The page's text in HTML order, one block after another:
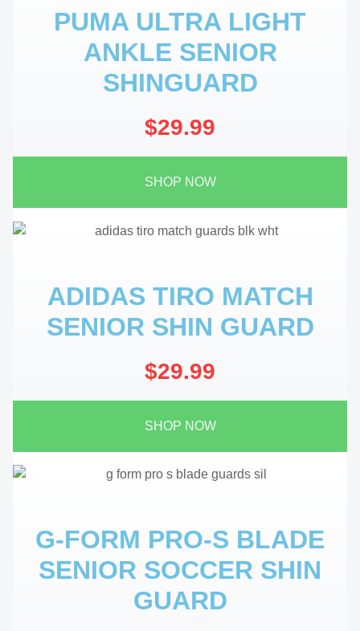
PUMA ULTRA LIGHT
ANKLE SENIOR
SHINGUARD
$29.99
SHOP NOW
ADIDAS TIRO MATCH
SENIOR SHIN GUARD
$29.99
SHOP NOW
G-FORM PRO-S BLADE
SENIOR SOCCER SHIN
GUARD